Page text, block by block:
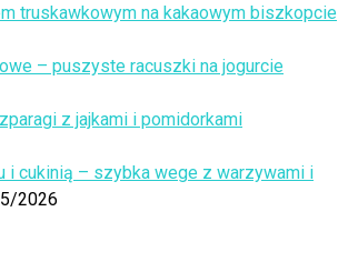
truskawkowym na kakaowym biszkopcie
– puszyste racuszki na jogurcie
z jajkami i pomidorkami
i cukinią – szybka wege z warzywami i
2026